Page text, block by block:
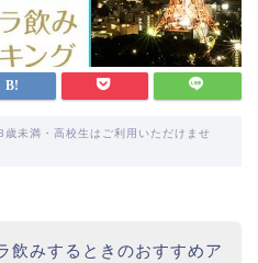
未満・高校生はご利用いただけませ
飲みするときのおすすめア